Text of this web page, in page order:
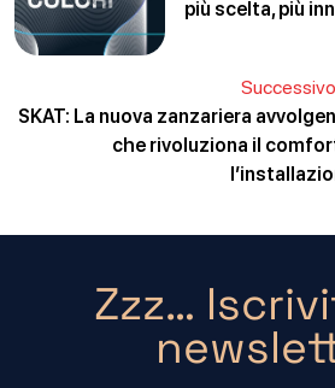
più scelta, più
SKAT: La nuova zanzariera
che rivoluziona il
Zzz…